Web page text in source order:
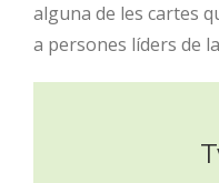
alguna de les cartes
a persones líders de